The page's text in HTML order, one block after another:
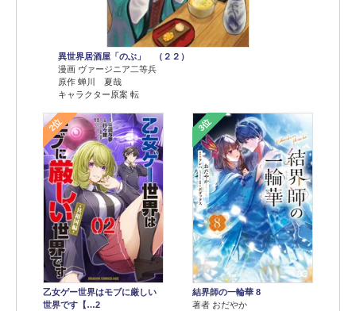
異世界居酒屋「のぶ」 （２２）
漫画 ヴァージニア二等兵
原作 蝉川 夏哉
キャラクター原案 転
2位
乙女ゲー世界はモブに厳しい
世界です【…2
3位
結界師の一輪華 8
著者 おだやか